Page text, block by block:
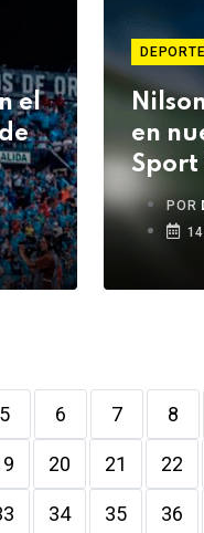
el
en
Sport
POR
5 6 7 8
20 21 22
34 35 36